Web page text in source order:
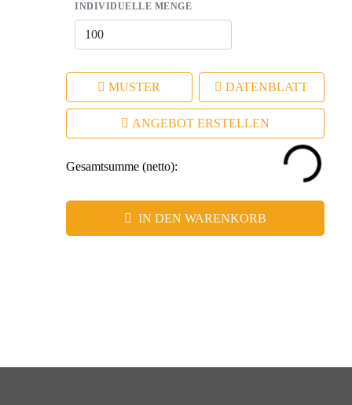
INDIVIDUELLE MENGE
MUSTER DATENBLATT
ANGEBOT ERSTELLEN
Gesamtsumme (netto):
IN DEN WARENKORB